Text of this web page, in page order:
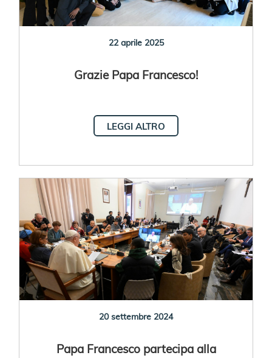
22 aprile 2025
Grazie Papa Francesco!
LEGGI ALTRO
20 settembre 2024
Papa Francesco partecipa alla